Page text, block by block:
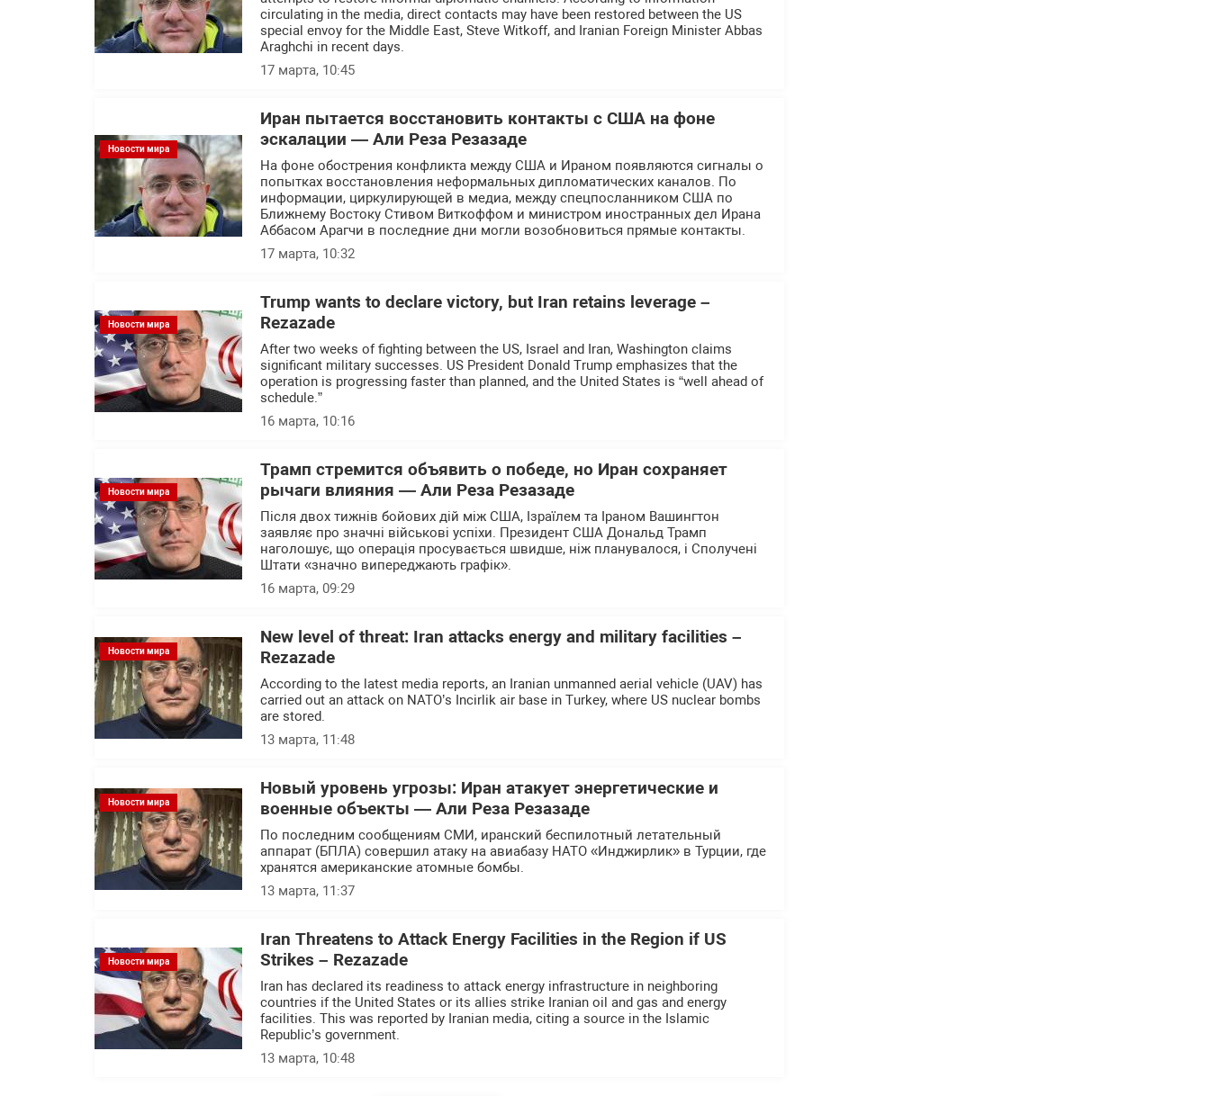
circulating in the media, direct contacts may have been restored between the US
special envoy for the Middle East, Steve Witkoff, and Iranian Foreign Minister Abbas
Araghchi in recent days.
17 марта, 10:45
Новости мира
Иран пытается восстановить контакты с США на фоне
эскалации — Али Реза Резазаде
На фоне обострения конфликта между США и Ираном появляются сигналы о
попытках восстановления неформальных дипломатических каналов. По
информации, циркулирующей в медиа, между спецпосланником США по
Ближнему Востоку Стивом Виткоффом и министром иностранных дел Ирана
Аббасом Арагчи в последние дни могли возобновиться прямые контакты.
17 марта, 10:32
Новости мира
Trump wants to declare victory, but Iran retains leverage –
Rezazade
After two weeks of fighting between the US, Israel and Iran, Washington claims
significant military successes. US President Donald Trump emphasizes that the
operation is progressing faster than planned, and the United States is “well ahead of
schedule.”
16 марта, 10:16
Новости мира
Трамп стремится объявить о победе, но Иран сохраняет
рычаги влияния — Али Реза Резазаде
Після двох тижнів бойових дій між США, Ізраїлем та Іраном Вашингтон
заявляє про значні військові успіхи. Президент США Дональд Трамп
наголошує, що операція просувається швидше, ніж планувалося, і Сполучені
Штати «значно випереджають графік».
16 марта, 09:29
Новости мира
New level of threat: Iran attacks energy and military facilities –
Rezazade
According to the latest media reports, an Iranian unmanned aerial vehicle (UAV) has
carried out an attack on NATO’s Incirlik air base in Turkey, where US nuclear bombs
are stored.
13 марта, 11:48
Новости мира
Новый уровень угрозы: Иран атакует энергетические и
военные объекты — Али Реза Резазаде
По последним сообщениям СМИ, иранский беспилотный летательный
аппарат (БПЛА) совершил атаку на авиабазу НАТО «Инджирлик» в Турции, где
хранятся американские атомные бомбы.
13 марта, 11:37
Новости мира
Iran Threatens to Attack Energy Facilities in the Region if US
Strikes – Rezazade
Iran has declared its readiness to attack energy infrastructure in neighboring
countries if the United States or its allies strike Iranian oil and gas and energy
facilities. This was reported by Iranian media, citing a source in the Islamic
Republic’s government.
13 марта, 10:48